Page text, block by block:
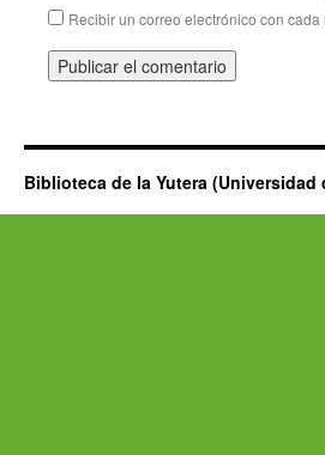
Recibir un correo electrónico con cada
Biblioteca de la Yutera